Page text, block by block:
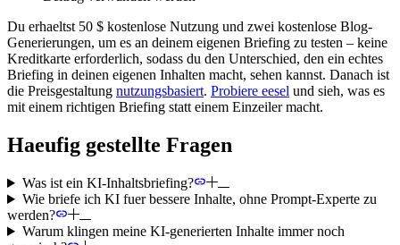
Du erhaeltst 50 $ kostenlose Nutzung und zwei kostenlose Blog-
Generierungen, um es an deinem eigenen Briefing zu testen – keine
Kreditkarte erforderlich, sodass du den Unterschied, den ein echtes
Briefing in deinen eigenen Inhalten macht, sehen kannst. Danach ist
die Preisgestaltung nutzungsbasiert. Probiere eesel und sieh, was es
mit einem richtigen Briefing statt einem Einzeiler macht.
Haeufig gestellte Fragen
Was ist ein KI-Inhaltsbriefing?
Wie briefe ich KI fuer bessere Inhalte, ohne Prompt-Experte zu
werden?
Warum klingen meine KI-generierten Inhalte immer noch